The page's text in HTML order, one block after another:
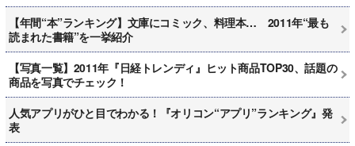
【年間“本”ランキング】文庫にコミック、料理本… 2011年“最も
読まれた書籍”を一挙紹介
【写真一覧】2011年『日経トレンディ』ヒット商品TOP30、話題の
商品を写真でチェック！
人気アプリがひと目でわかる！『オリコン“アプリ”ランキング』発
表